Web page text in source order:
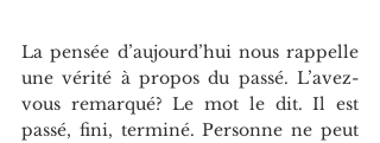
La pensée d’aujourd’hui nous rappelle
une vérité à propos du passé. L’avez-
vous remarqué? Le mot le dit. Il est
passé, fini, terminé. Personne ne peut